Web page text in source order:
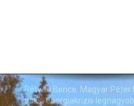
Rétvári Bence: Magyar Péter
paksi energiakrízis